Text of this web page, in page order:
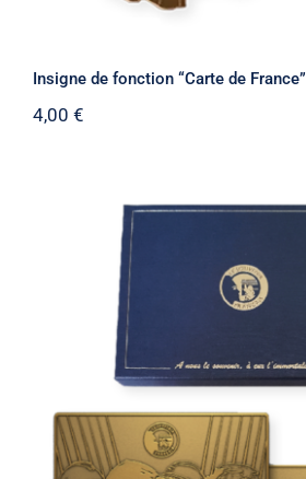
Insigne de fonction “Carte de France”
4,00 €